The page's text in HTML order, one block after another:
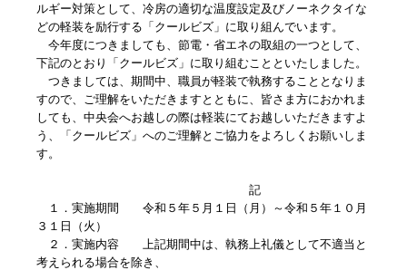
ルギー対策として、冷房の適切な温度設定及びノーネクタイな
どの軽装を励行する「クールビズ」に取り組んでいます。
今年度につきましても、節電・省エネの取組の一つとして、
下記のとおり「クールビズ」に取り組むことといたしました。
つきましては、期間中、職員が軽装で執務することとなりま
すので、ご理解をいただきますとともに、皆さま方におかれま
しても、中央会へお越しの際は軽装にてお越しいただきますよ
う、「クールビズ」へのご理解とご協力をよろしくお願いしま
す。
記
１．実施期間 令和５年５月１日（月）～令和５年１０月
３１日（火）
２．実施内容 上記期間中は、執務上礼儀として不適当と
考えられる場合を除き、